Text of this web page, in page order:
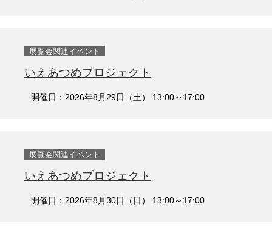
展覧会関連イベント
いえあつめプロジェクト
開催日：2026年8月29日（土） 13:00～17:00
展覧会関連イベント
いえあつめプロジェクト
開催日：2026年8月30日（日） 13:00～17:00